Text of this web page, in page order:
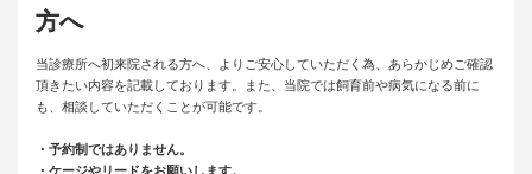
方へ
当診療所へ初来院される方へ、よりご安心していただく為、あらかじめご確認
頂きたい内容を記載しております。また、当院では飼育前や病気になる前に
も、相談していただくことが可能です。
・予約制ではありません。
・ケージやリードをお願いします。